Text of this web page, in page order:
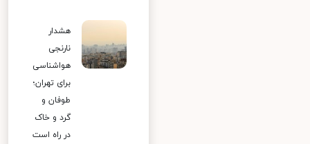
هشدار
نارنجی
هواشناسی
برای تهران؛
طوفان و
گرد و خاک
در راه است